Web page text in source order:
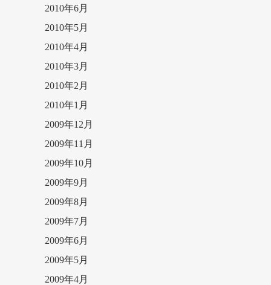
2010年6月
2010年5月
2010年4月
2010年3月
2010年2月
2010年1月
2009年12月
2009年11月
2009年10月
2009年9月
2009年8月
2009年7月
2009年6月
2009年5月
2009年4月